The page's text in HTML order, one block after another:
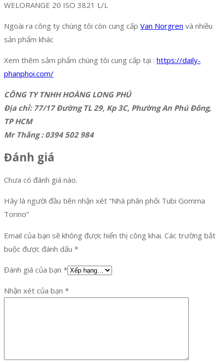
WELORANGE 20 ISO 3821 L/L
Ngoài ra công ty chúng tôi còn cung cấp Van Norgren và nhiều
sản phẩm khác
Xem thêm sảm phẩm chúng tôi cung cấp tại : https://daily-
phanphoi.com/
CÔNG TY TNHH HOÀNG LONG PHÚ
Địa chỉ: 77/17 Đường TL 29, Kp 3C, Phường An Phú Đông,
TP HCM
Mr Thắng : 0394 502 984
Đánh giá
Chưa có đánh giá nào.
Hãy là người đầu tiên nhận xét “Nhà phân phối Tubi Gomma
Torino”
Email của bạn sẽ không được hiển thị công khai. Các trường bắt
buộc được đánh dấu *
Đánh giá của bạn *
Nhận xét của bạn *